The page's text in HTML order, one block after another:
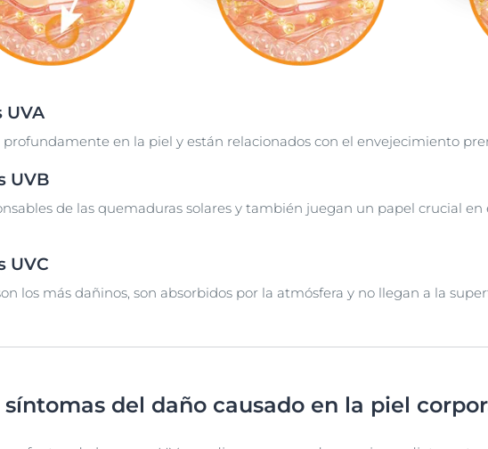
UVA
en la piel y están relacionados con el envejecimiento
UVB
de las quemaduras solares y también juegan un papel crucial
UVC
los más dañinos, son absorbidos por la atmósfera y no llegan a la
síntomas del daño causado en la piel